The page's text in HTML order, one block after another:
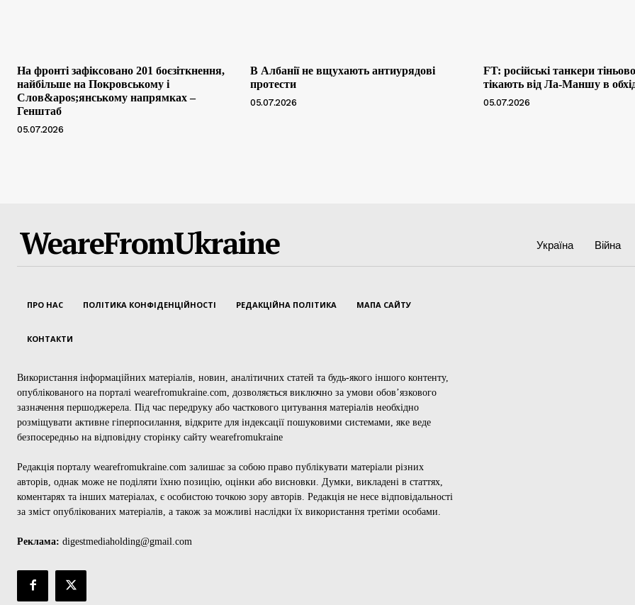
На фронті зафіксовано 201 боєзіткнення,
найбільше на Покровському і
Слов&apos;янському напрямках –
Генштаб
05.07.2026
В Албанії не вщухають антиурядові
протести
05.07.2026
FT: російські танкери
тікають від Ла-Маншу в
05.07.2026
WeareFromUkraine Україна Війна
ПРО НАС ПОЛІТИКА КОНФІДЕНЦІЙНОСТІ РЕДАКЦІЙНА ПОЛІТИКА МАПА САЙТУ
КОНТАКТИ
Використання інформаційних матеріалів, новин, аналітичних статей та будь-якого іншого контенту,
опублікованого на порталі wearefromukraine.com, дозволяється виключно за умови обов’язкового
зазначення першоджерела. Під час передруку або часткового цитування матеріалів необхідно
розміщувати активне гіперпосилання, відкрите для індексації пошуковими системами, яке веде
безпосередньо на відповідну сторінку сайту wearefromukraine
Редакція порталу wearefromukraine.com залишає за собою право публікувати матеріали різних
авторів, однак може не поділяти їхню позицію, оцінки або висновки. Думки, викладені в статтях,
коментарях та інших матеріалах, є особистою точкою зору авторів. Редакція не несе відповідальності
за зміст опублікованих матеріалів, а також за можливі наслідки їх використання третіми особами.
Реклама: digestmediaholding@gmail.com